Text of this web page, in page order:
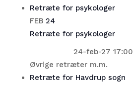
Retræte for psykologer
FEB 24
Retræte for psykologer
24-feb-27 17:00
Øvrige retræter m.m.
Retræte for Havdrup sogn